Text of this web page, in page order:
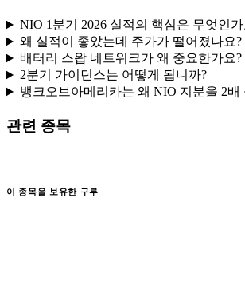
NIO 1분기 2026 실적의 핵심은 무엇인가
왜 실적이 좋았는데 주가가 떨어졌나요?
배터리 스왑 네트워크가 왜 중요한가요?
2분기 가이던스는 어떻게 됩니까?
뱅크오브아메리카는 왜 NIO 지분을 2배
관련 종목
이 종목을 보유한 구루